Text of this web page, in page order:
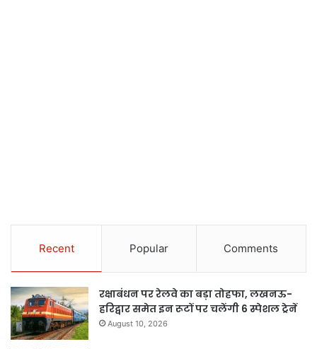
Recent Popular Comments
रक्षाबंधन पर रेलवे का बड़ा तोहफा, लखनऊ-
हरिद्वार समेत इन रूटों पर चलेंगी 6 स्पेशल ट्रेनें
August 10, 2026